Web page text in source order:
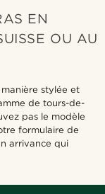
EN
OU AU
stylée et
de tours-de-
pas le modèle
formulaire de
arrivance qui